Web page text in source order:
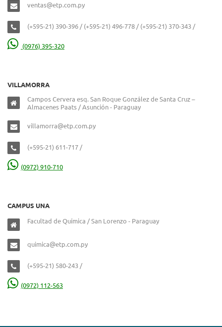
ventas@etp.com.py
(+595-21) 390-396 / (+595-21) 496-778 / (+595-21) 370-343 /
(0976) 395-320
VILLAMORRA
Campos Cervera esq. San Roque González de Santa Cruz –
Almacenes Paats / Asunción - Paraguay
villamorra@etp.com.py
(+595-21) 611-717 /
(0972) 910-710
CAMPUS UNA
Facultad de Química / San Lorenzo - Paraguay
quimica@etp.com.py
(+595-21) 580-243 /
(0972) 112-563